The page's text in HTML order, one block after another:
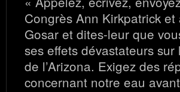
Congrès Ann Kirkpatrick
Gosar et dites-leur que
ses effets dévastateurs
de l’Arizona. Exigez des
concernant notre eau